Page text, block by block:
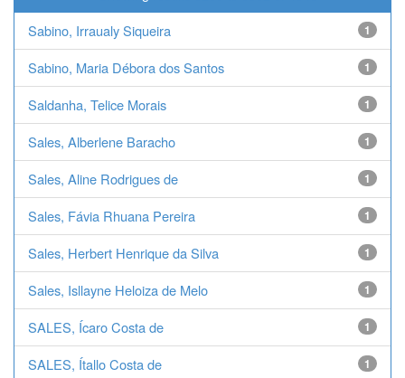
Sabino, Irraualy Siqueira
1
Sabino, Maria Débora dos Santos 1
Saldanha, Telice Morais 1
Sales, Alberlene Baracho 1
Sales, Aline Rodrigues de 1
Sales, Fávia Rhuana Pereira 1
Sales, Herbert Henrique da Silva 1
Sales, Isllayne Heloiza de Melo 1
SALES, Ícaro Costa de 1
SALES, Ítallo Costa de 1